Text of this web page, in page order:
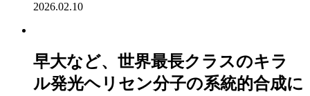
2026.02.10
早大など、世界最長クラスのキラ
ル発光ヘリセン分子の系統的合成に